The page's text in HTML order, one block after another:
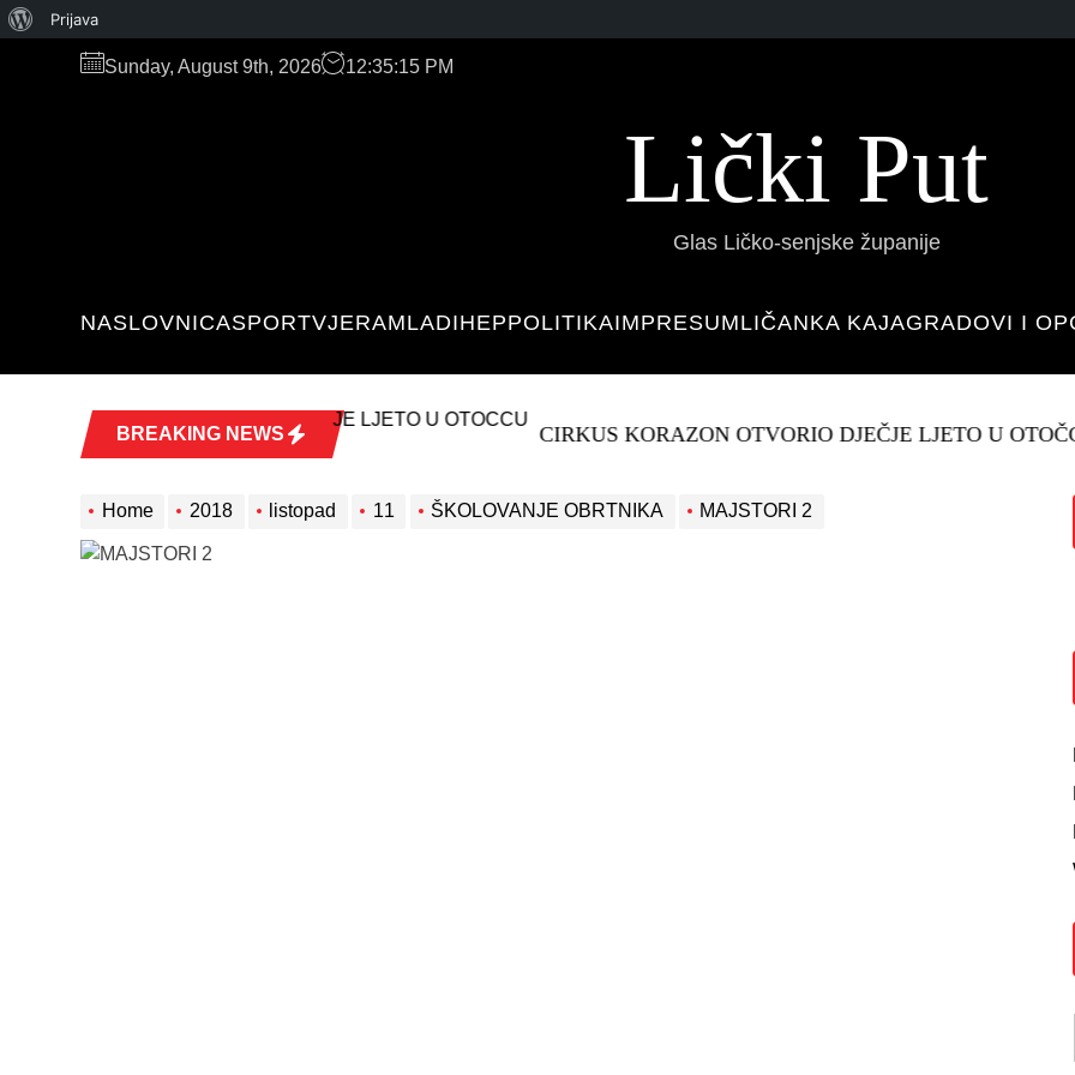
WordPressu
Prijava
Sunday, August 9th, 2026 12:35:15 PM
Lički Put
Glas Ličko-senjske županije
NASLOVNICASPORTVJERAMLADIHEPPOLITIKAIMPRESUMLIČANKA KAJAGRADOVI I
BREAKING NEWS CIRKUS KORAZON OTVORIO DJEČJE LJETO U
Home 2018 listopad 11 ŠKOLOVANJE OBRTNIKA MAJSTORI 2